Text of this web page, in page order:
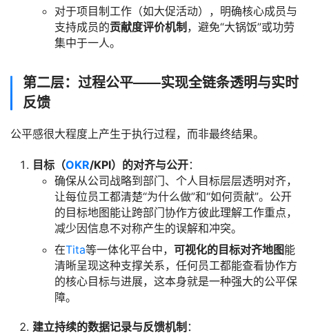
对于项目制工作（如大促活动），明确核心成员与
支持成员的贡献度评价机制 ，避免“大锅饭”或功劳
集中于一人。
第二层：过程公平——实现全链条透明与实时
反馈
公平感很大程度上产生于执行过程，而非最终结果。
目标（OKR/KPI）的对齐与公开：
确保从公司战略到部门、个人目标层层透明对齐，
让每位员工都清楚“为什么做”和“如何贡献”。公开
的目标地图能让跨部门协作方彼此理解工作重点，
减少因信息不对称产生的误解和冲突。
在Tita等一体化平台中， 可视化的目标对齐地图能
清晰呈现这种支撑关系，任何员工都能查看协作方
的核心目标与进展，这本身就是一种强大的公平保
障。
建立持续的数据记录与反馈机制 ：